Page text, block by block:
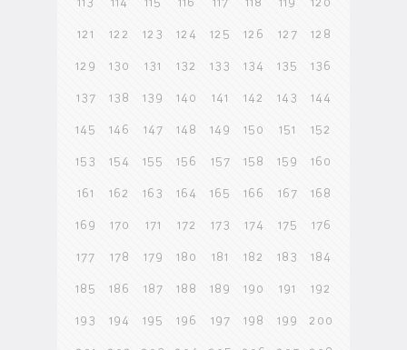
113 114 115 116 117 118 119 120
121 122 123 124 125 126 127 128
129 130 131 132 133 134 135 136
137 138 139 140 141 142 143 144
145 146 147 148 149 150 151 152
153 154 155 156 157 158 159 160
161 162 163 164 165 166 167 168
169 170 171 172 173 174 175 176
177 178 179 180 181 182 183 184
185 186 187 188 189 190 191 192
193 194 195 196 197 198 199 200